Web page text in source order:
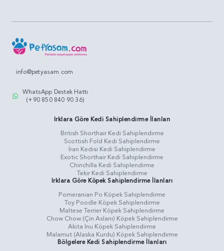
info@petyasam.com
WhatsApp Destek Hattı
(+90 850 840 90 36)
Irklara Göre Kedi Sahiplendirme İlanları
British Shorthair Kedi Sahiplendirme
Scottish Fold Kedi Sahiplendirme
İran Kedisi Kedi Sahiplendirme
Exotic Shorthair Kedi Sahiplendirme
Chinchilla Kedi Sahiplendirme
Tekir Kedi Sahiplendirme
Irklara Göre Köpek Sahiplendirme İlanları
Pomeranian Po Köpek Sahiplendirme
Toy Poodle Köpek Sahiplendirme
Maltese Terrier Köpek Sahiplendirme
Chow Chow (Çin Aslanı) Köpek Sahiplendirme
Akita Inu Köpek Sahiplendirme
Malamut (Alaska Kurdu) Köpek Sahiplendirme
Bölgelere Kedi Sahiplendirme İlanları